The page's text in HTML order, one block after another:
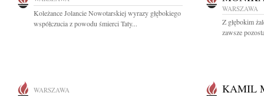
Koleżance Jolancie Nowotarskiej wyrazy głębokiego
współczucia z powodu śmierci Taty...
WARSZAWA
Z głębokim
zawsze
WARSZAWA KAMIL